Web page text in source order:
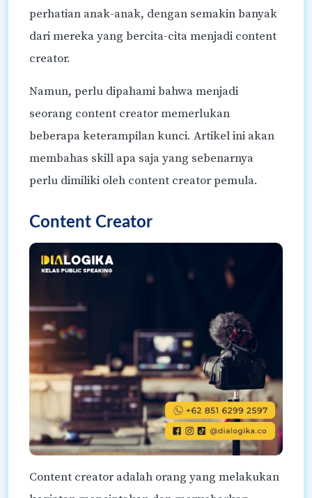
perhatian anak-anak, dengan semakin banyak
dari mereka yang bercita-cita menjadi content
creator.
Namun, perlu dipahami bahwa menjadi
seorang content creator memerlukan
beberapa keterampilan kunci. Artikel ini akan
membahas skill apa saja yang sebenarnya
perlu dimiliki oleh content creator pemula.
Content Creator
Content creator adalah orang yang melakukan